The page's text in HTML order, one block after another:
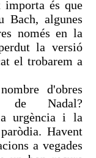
és que
Bach, algunes
només en la
la versió
el trobarem a
d'obres
de Nadal?
urgència i la
Havent
a vegades